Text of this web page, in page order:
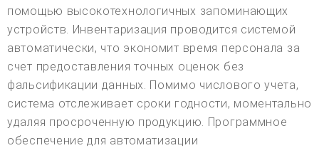
помощью высокотехнологичных запоминающих
устройств. Инвентаризация проводится системой
автоматически, что экономит время персонала за
счет предоставления точных оценок без
фальсификации данных. Помимо числового учета,
система отслеживает сроки годности, моментально
удаляя просроченную продукцию. Программное
обеспечение для автоматизации